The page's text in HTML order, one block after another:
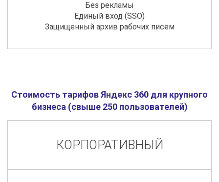
Без рекламы
Единый вход (SSO)
Защищенный архив рабочих писем
Стоимость тарифов Яндекс 360 для крупного
бизнеса (свыше 250 пользователей)
КОРПОРАТИВНЫЙ